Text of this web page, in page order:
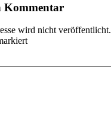
Kommentar
wird nicht veröffentlicht.